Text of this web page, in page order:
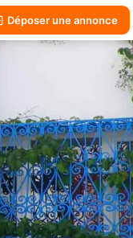
Déposer une annonce